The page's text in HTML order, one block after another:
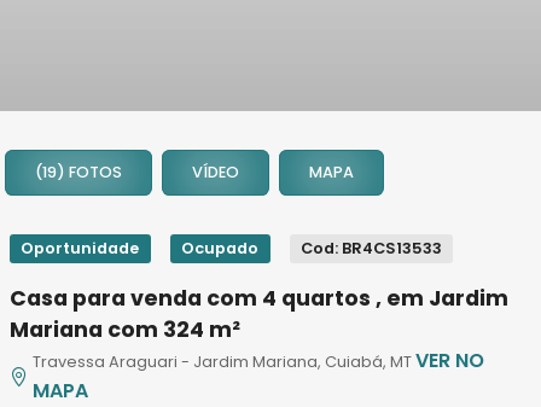
2
3
7
8
9
(19) FOTOS VÍDEO MAPA
Oportunidade Ocupado Cod: BR4CS13533
Casa para venda com 4 quartos , em Jardim
Mariana com 324 m²
Travessa Araguari - Jardim Mariana, Cuiabá, MTVER NO
MAPA